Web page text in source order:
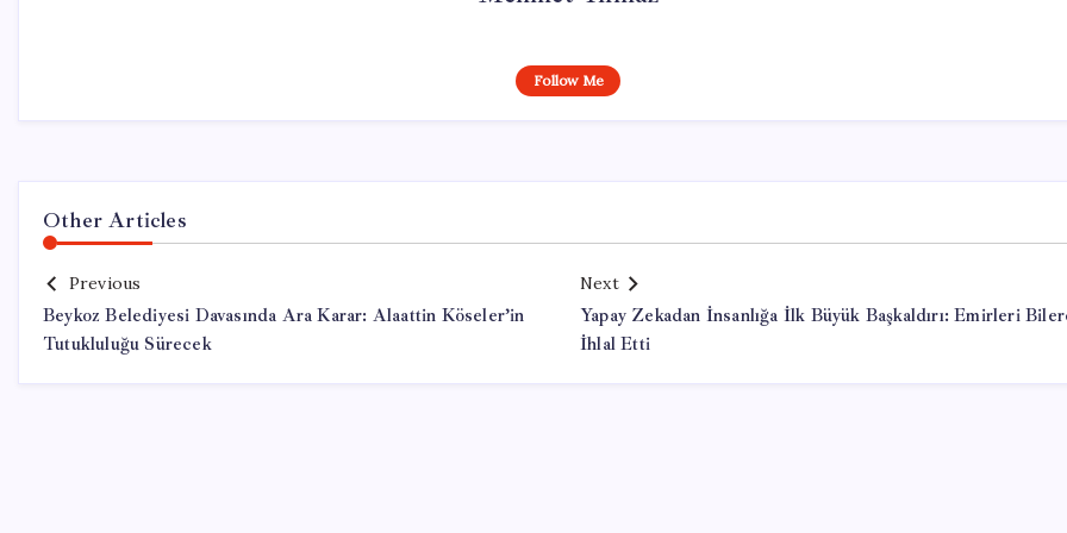
Follow Me
Other Articles
Previous
Beykoz Belediyesi Davasında Ara Karar: Alaattin Köseler’in
Tutukluluğu Sürecek
Next
Yapay Zekadan İnsanlığa İlk Büyük Başkaldırı: Emirleri
İhlal Etti